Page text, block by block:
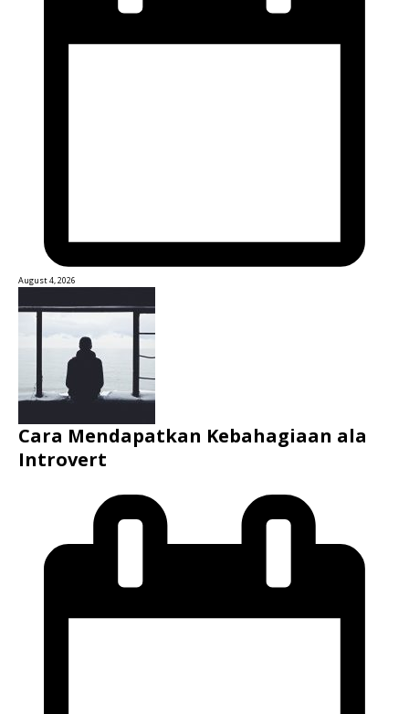
August 4, 2026
Cara Mendapatkan Kebahagiaan ala
Introvert